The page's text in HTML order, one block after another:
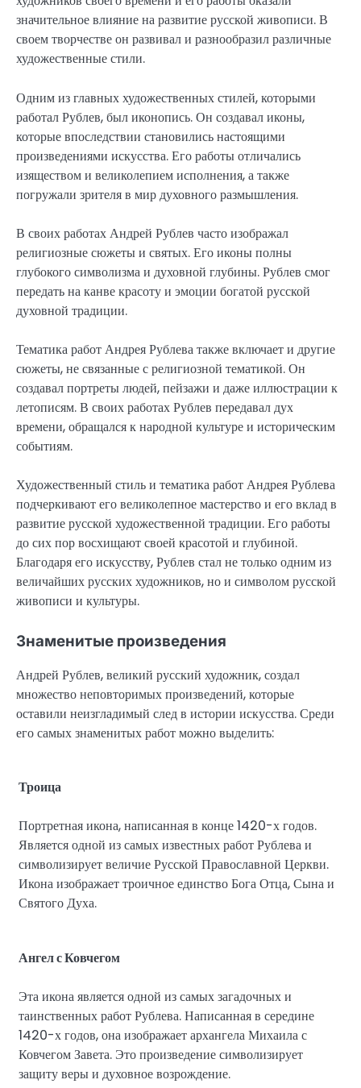
значительное влияние на развитие русской живописи. В
своем творчестве он развивал и разнообразил различные
художественные стили.
Одним из главных художественных стилей, которыми
работал Рублев, был иконопись. Он создавал иконы,
которые впоследствии становились настоящими
произведениями искусства. Его работы отличались
изяществом и великолепием исполнения, а также
погружали зрителя в мир духовного размышления.
В своих работах Андрей Рублев часто изображал
религиозные сюжеты и святых. Его иконы полны
глубокого символизма и духовной глубины. Рублев смог
передать на канве красоту и эмоции богатой русской
духовной традиции.
Тематика работ Андрея Рублева также включает и другие
сюжеты, не связанные с религиозной тематикой. Он
создавал портреты людей, пейзажи и даже иллюстрации к
летописям. В своих работах Рублев передавал дух
времени, обращался к народной культуре и историческим
событиям.
Художественный стиль и тематика работ Андрея Рублева
подчеркивают его великолепное мастерство и его вклад в
развитие русской художественной традиции. Его работы
до сих пор восхищают своей красотой и глубиной.
Благодаря его искусству, Рублев стал не только одним из
величайших русских художников, но и символом русской
живописи и культуры.
Знаменитые произведения
Андрей Рублев, великий русский художник, создал
множество неповторимых произведений, которые
оставили неизгладимый след в истории искусства. Среди
его самых знаменитых работ можно выделить:
Троица
Портретная икона, написанная в конце 1420-х годов.
Является одной из самых известных работ Рублева и
символизирует величие Русской Православной Церкви.
Икона изображает троичное единство Бога Отца, Сына и
Святого Духа.
Ангел с Ковчегом
Эта икона является одной из самых загадочных и
таинственных работ Рублева. Написанная в середине
1420-х годов, она изображает архангела Михаила с
Ковчегом Завета. Это произведение символизирует
защиту веры и духовное возрождение.